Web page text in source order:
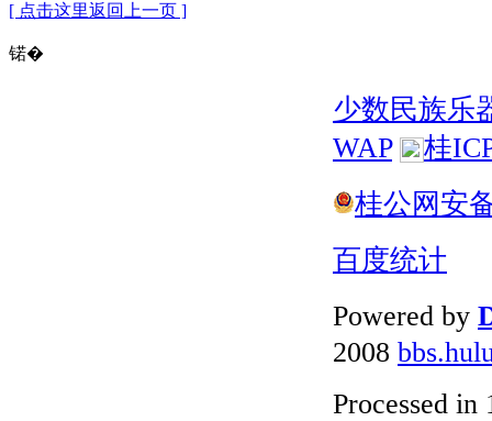
[ 点击这里返回上一页 ]
锘�
少数民族乐
WAP
桂
桂公网安
百度统计
Powered by
2008
Processed in